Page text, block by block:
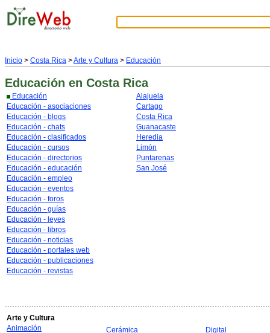
Inicio > Costa Rica >Arte y Cultura > Educación
Educación en Costa Rica
Educación
Educación - asociaciones
Educación - blogs
Educación - chats
Educación - clasificados
Educación - cursos
Educación - directorios
Educación - educación
Educación - empleo
Educación - eventos
Educación - foros
Educación - guías
Educación - leyes
Educación - libros
Educación - noticias
Educación - portales web
Educación - publicaciones
Educación - revistas
Alajuela
Cartago
Costa Rica
Guanacaste
Heredia
Limón
Puntarenas
San José
Arte y Cultura
Animación
Cerámica
Digital